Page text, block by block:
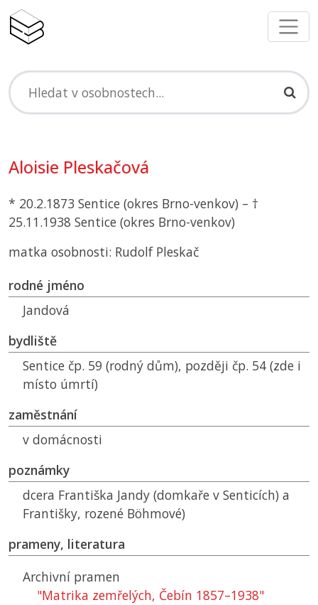
Aloisie Pleskačová
* 20.2.1873 Sentice (okres Brno-venkov) – †
25.11.1938 Sentice (okres Brno-venkov)
matka osobnosti: Rudolf Pleskač
rodné jméno
Jandová
bydliště
Sentice čp. 59 (rodný dům), později čp. 54 (zde i
místo úmrtí)
zaměstnání
v domácnosti
poznámky
dcera Františka Jandy (domkaře v Senticích) a
Františky, rozené Böhmové)
prameny, literatura
Archivní pramen
"Matrika zemřelých, Čebín 1857–1938"